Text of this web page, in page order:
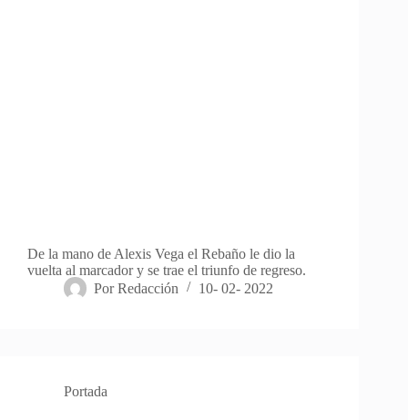
De la mano de Alexis Vega el Rebaño le dio la
vuelta al marcador y se trae el triunfo de regreso.
Por Redacción 10- 02- 2022
Portada